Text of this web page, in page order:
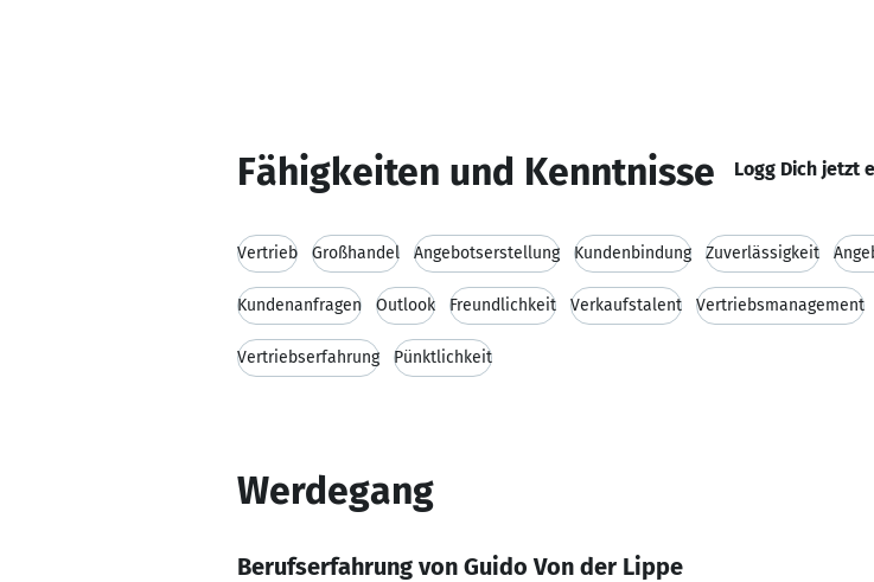
Fähigkeiten und Kenntnisse Logg Dich jetzt
Vertrieb Großhandel Angebotserstellung Kundenbindung Zuverlässigkeit
Kundenanfragen Outlook Freundlichkeit Verkaufstalent Vertriebsmanagement
Vertriebserfahrung Pünktlichkeit
Werdegang
Berufserfahrung von Guido Von der Lippe